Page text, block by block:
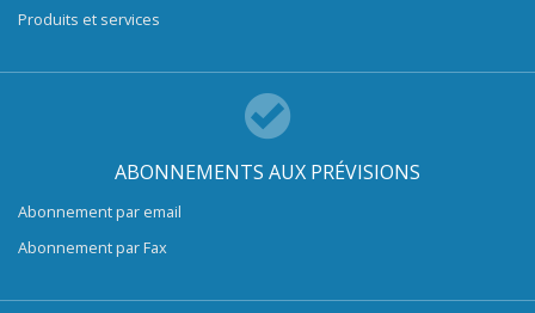
Produits et services
ABONNEMENTS AUX PRÉVISIONS
Abonnement par email
Abonnement par Fax